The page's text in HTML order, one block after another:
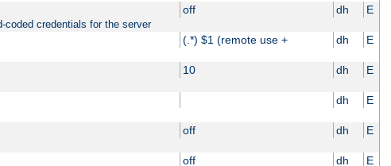
off dh E
coded credentials for the server
(.*) $1 (remote use + dh E
10 dh E
dh E
off dh E
off dh E